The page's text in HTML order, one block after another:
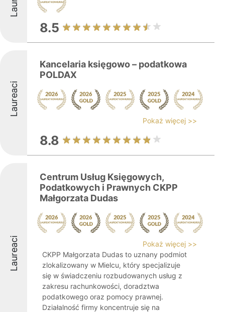
8.5
Laureaci
Kancelaria księgowo – podatkowa
POLDAX
Pokaż więcej >>
8.8
Laureaci
Centrum Usług Księgowych,
Podatkowych i Prawnych CKPP
Małgorzata Dudas
Pokaż więcej >>
CKPP Małgorzata Dudas to uznany podmiot
zlokalizowany w Mielcu, który specjalizuje
się w świadczeniu rozbudowanych usług z
zakresu rachunkowości, doradztwa
podatkowego oraz pomocy prawnej.
Działalność firmy koncentruje się na